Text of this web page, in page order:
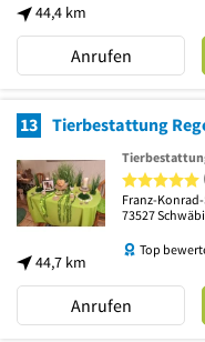
44,4 km
Anrufen
13 Tierbestattung
44,7 km
Franz-Konrad-
73527
Top
Anrufen